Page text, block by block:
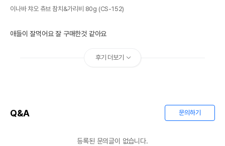
이나바 챠오 츄브 참치&가리비 80g (CS-152)
애들이 잘먹어요 잘 구매한것 같아요
후기 더보기
Q&A 문의하기
등록된 문의글이 없습니다.